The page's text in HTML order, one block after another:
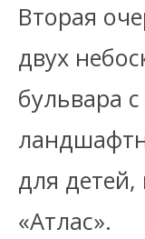
Вторая
двух
бульвара
для
«Атлас».